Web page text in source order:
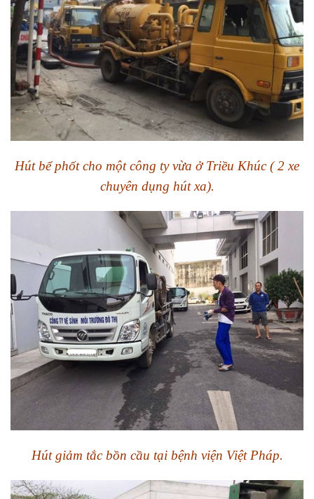
Hút bể phốt cho một công ty vừa ở Triều Khúc ( 2 xe
chuyên dụng hút xa).
Hút giảm tắc bồn cầu tại bệnh viện Việt Pháp.